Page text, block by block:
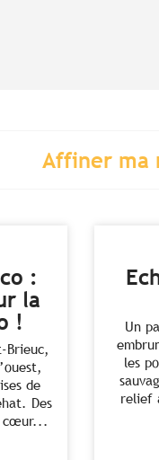
Affiner ma
:
la
!
Brieuc,
de
Des
cœur...
Un
les
relief